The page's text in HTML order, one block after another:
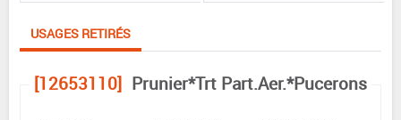
USAGES RETIRÉS
[12653110] Prunier*Trt Part.Aer.*Pucerons